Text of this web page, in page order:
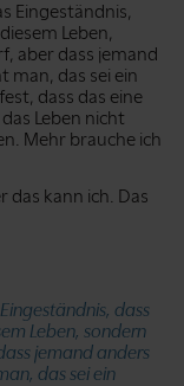
Eingeständnis,
Leben,
aber dass jemand
man, das sei ein
dass das eine
Leben nicht
Mehr brauche ich
das kann ich. Das
dass
Leben, sondern
jemand anders
das sei ein